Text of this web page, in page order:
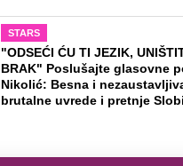
STARS
"ODSEĆI ĆU TI JEZIK,
BRAK" Poslušajte glasovne
Nikolić: Besna i
brutalne uvrede i pretnje